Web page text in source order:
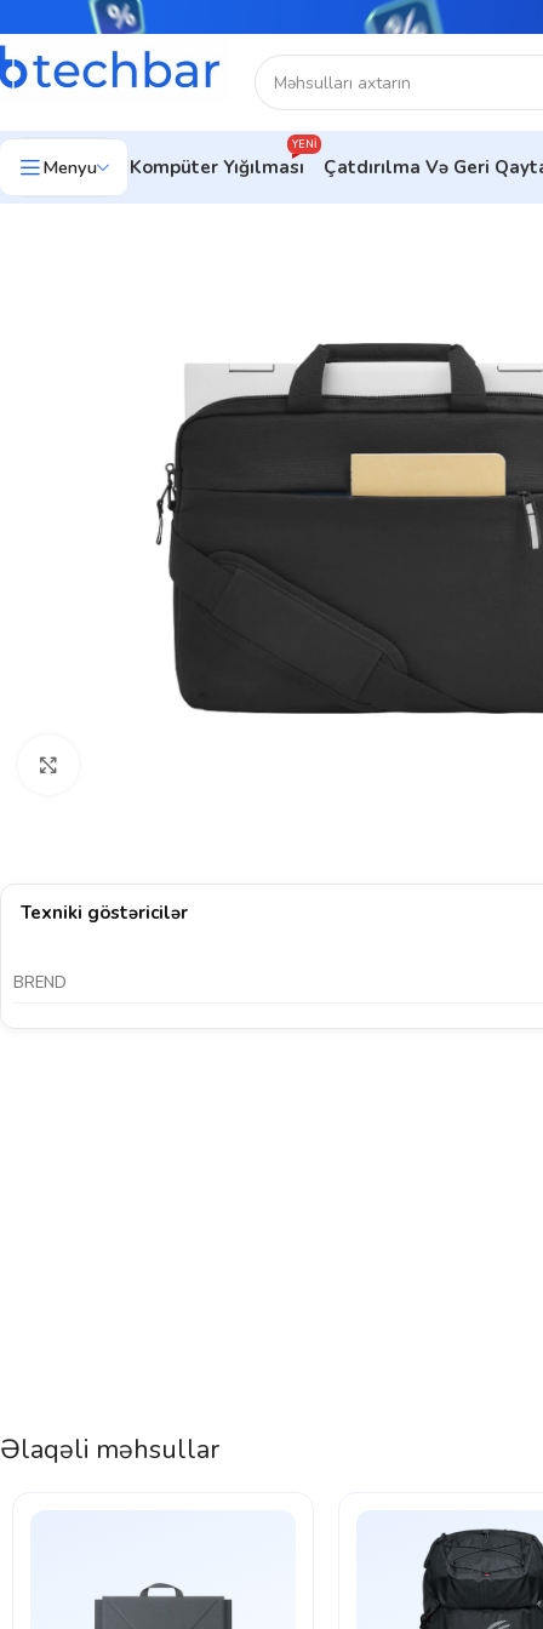
Menyu Kompüter Yığılması
YENI
Çatdırılma Və Geri
Ev Kompüter aksesuarları
Texniki göstəricilər
BREND
Əlaqəli məhsullar